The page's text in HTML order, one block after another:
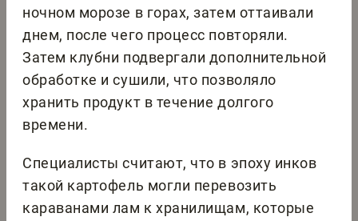
ночном морозе в горах, затем оттаивали
днем, после чего процесс повторяли.
Затем клубни подвергали дополнительной
обработке и сушили, что позволяло
хранить продукт в течение долгого
времени.
Специалисты считают, что в эпоху инков
такой картофель могли перевозить
караванами лам к хранилищам, которые